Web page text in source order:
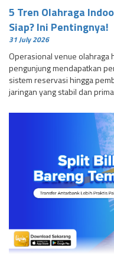
5 Tren Olahraga
Siap? Ini Pentingnya!
31 July 2026
Operasional venue olahraga
pengunjung mendapatkan
sistem reservasi hingga
jaringan yang stabil dan